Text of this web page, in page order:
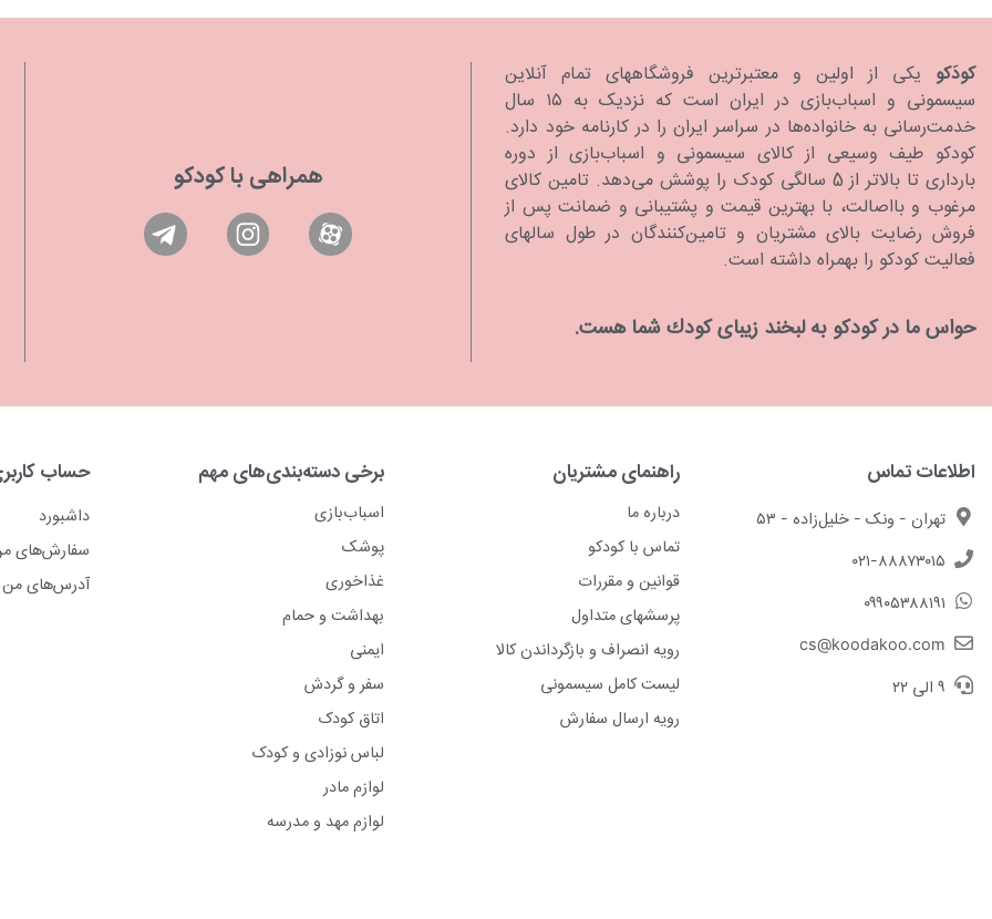
کودَکو یکی از اولین و معتبرترین فروشگاههای تمام آنلاین
سیسمونی و اسباب‌بازی در ایران است که نزدیک به ۱۵ سال
خدمت‌رسانی به خانواده‌ها در سراسر ایران را در کارنامه خود دارد.
كودكو طیف وسیعی از کالای سیسمونی و اسباب‌بازی از دوره
بارداری تا بالاتر از 5 سالگی کودک را پوشش می‌دهد. تامین کالای
مرغوب و بااصالت، با بهترین قیمت و پشتیبانی و ضمانت پس از
فروش رضایت بالای مشتریان و تامین‌کنندگان در طول سالهای
فعالیت کودکو را بهمراه داشته است.
حواس ما در كودكو به لبخند زیبای كودك شما هست.
همراهی با کودکو
اطلاعات تماس
تهران - ونک - خلیل‌زاده - ۵۳
۰۲۱-۸۸۸۷۳۰۱۵
۰۹۹۰۵۳۸۸۱۹۱
cs@koodakoo.com
۹ الی ۲۲
راهنمای مشتریان
درباره ما
تماس با کودکو
قوانین و مقررات
پرسشهای متداول
رویه انصراف و بازگرداندن کالا
لیست کامل سیسمونی
رویه ارسال سفارش
برخی دسته‌بندی‌های مهم
اسباب‌بازی
پوشک
غذاخوری
بهداشت و حمام
ایمنی
سفر و گردش
اتاق کودک
لباس نوزادی و کودک
لوازم مادر
لوازم مهد و مدرسه
حساب
داشبورد
سفارش‌های
آدرس‌های من